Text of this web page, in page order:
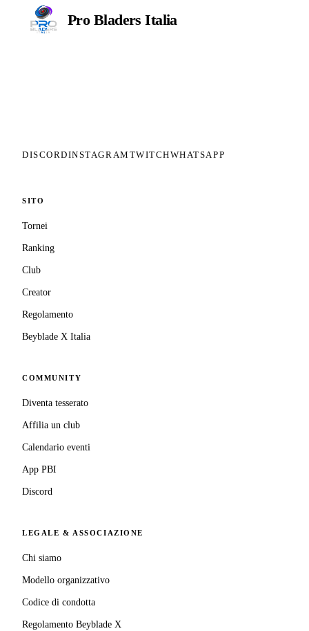
Pro BladersItalia
DISCORDINSTAGRAM TWITCHWHATSAPP
SITO
Tornei
Ranking
Club
Creator
Regolamento
Beyblade X Italia
COMMUNITY
Diventa tesserato
Affilia un club
Calendario eventi
App PBI
Discord
LEGALE & ASSOCIAZIONE
Chi siamo
Modello organizzativo
Codice di condotta
Regolamento Beyblade X